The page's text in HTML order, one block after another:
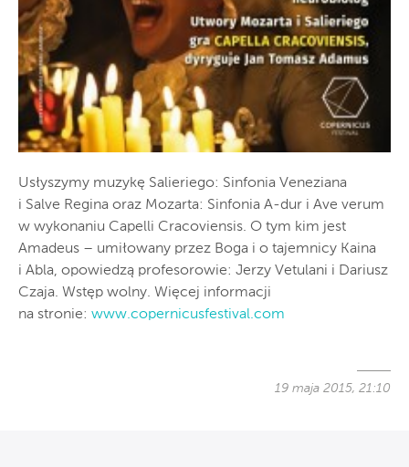
Usłyszymy muzykę Salieriego: Sinfonia Veneziana
i Salve Regina oraz Mozarta: Sinfonia A-dur i Ave verum
w wykonaniu Capelli Cracoviensis. O tym kim jest
Amadeus – umiłowany przez Boga i o tajemnicy Kaina
i Abla, opowiedzą profesorowie: Jerzy Vetulani i Dariusz
Czaja. Wstęp wolny. Więcej informacji
na stronie: www.copernicusfestival.com
19 maja 2015, 21:10